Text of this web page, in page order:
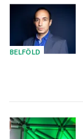
BELFÖLD